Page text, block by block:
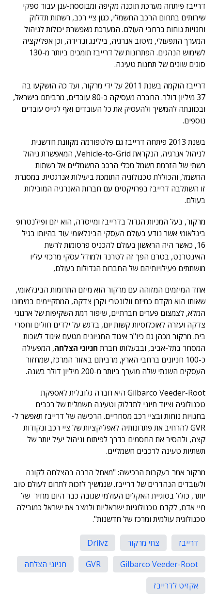
דרייבז פיתחה מערכת תוכנה מקיפה ומבוססת-ענן עבור ספקי
שירותים בתחום הרכב החשמלי, כגון ציי רכב, רשתות תדלוק
וחנויות נוחות ברחבי העולם. המערכת מאפשרת יכולות לניהול
המערך התפעולי, מיטוב אנרגיה, בילינג ונדידה, וכן אפליקציה
לשימוש הנהגים. הפתרונות של דרייבז תומכים ביותר מ-130
סוגים שונים של תחנות טעינה.
דרייבז הוקמה בשנת 2011 על ידי מרקור, ועד כה הושקעו בה
37 מיליון דולר. החברה מעסיקה כ-80 עובדים, מרביתם בישראל,
ובכוונתה להמשיך ולהעסיק את כל העובדים ואף לגייס עובדים
נוספים.
בשנת 2013 פיתחה דרייבז גם פלטפורמה מקוונת חדשנית
לניהול אנרגיה, הנקראת Vehicle-to-Grid, המאפשרת ניהול
רשתי של הזרמת חשמל מכלי הרכב החשמליים אל רשתות
החשמל, והכוללת טכנולוגיה התומכת ביעילות אנרגטית. במסגרת
זו השתלבה דרייבז בפרויקטים עם חברות האנרגיה המובילות
בעולם.
מרקור, בעל המניות הגדול בדרייבז ומייסדה, הוא יזם ופילנטרופ
בינלאומי אשר נודע בעולם העסקי הבינלאומי עוד בהיותו בגיל
16, כאשר היה הראשון בעולם להכניס פרסומות לרשת
האינטרנט, בטרם הפך זה לטרנד ולמודל עסקי מרכזי עליו
מושתתים פעילויותיהם של החברות הגדולות בעולם,
אחד המיזמים המזוהה עם מרקור הוא מיזם התרומות הבינלאומי,
שאותו הוא מקדם כמיזם וולונטרי וקרן צדקה, המתקיימים במימונו
המלא, לצמצום פערים חברתיים, שיפור רמת השקיפות של ארגוני
צדקה ועזרה לאוכלוסיות קשות יום, בדגש על ילדים חולים וחסרי
בית. מרקור מכהן גם כיו"ר איגוד החניונים מטעם איגוד לשכות
המסחר בתל-אביב, ובבעלותו חברת חניוני הצלחה, המפעילה
כ-100 חניונים ברחבי הארץ, מרביתם באזור המרכז, שמחזור
העסקים השנתי שלה מוערך ביותר מ-200 מיליון דולר בשנה.
Gilbarco Veeder-Root היא חברה גלובלית לאספקת
טכנולוגיה וציוד חיוני לתדלוק וטעינה חשמלית של רכבים
בחנויות נוחות ובציי רכב מסחריים. הרכישה של דרייבז תאפשר ל-
GVR להרחיב את פתרונותיה לאפליקציות של ציי רכב ונקודות
קצה, ולהסיר את החסמים בדרך לפיתוח וניהול יעיל יותר של
תשתיות טעינה לרכבים חשמליים.
מרקור אמר בעקבות הרכישה: "מאחל הרבה בהצלחה לקונה
ולעובדים הנהדרים של דרייבז. שנמשיך לזכות לתרום לעולם טוב
יותר, כולל בסוגיית האקלים העולמי שגובה כבר היום מחיר של
חיי אדם, לקדם טכנולוגיות ישראליות ולמצב את ישראל כמובילה
טכנולוגית עולמית ומרכז של חדשנות".
דרייבז צחי מרקור
Driivz
Gilbarco Veeder-Root
GVR
חניוני הצלחה
אקזיט לדרייבז